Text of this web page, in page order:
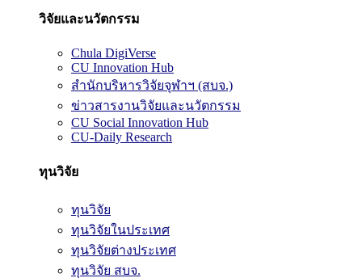
วิจัยและนวัตกรรม
Chula DigiVerse
CU Innovation Hub
สำนักบริหารวิจัยจุฬาฯ (สบจ.)
ข่าวสารงานวิจัยและนวัตกรรม
CU Social Innovation Hub
CU-Daily Research
ทุนวิจัย
ทุนวิจัย
ทุนวิจัยในประเทศ
ทุนวิจัยต่างประเทศ
ทุนวิจัย สบจ.